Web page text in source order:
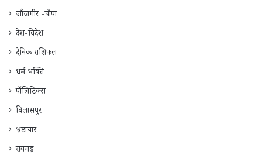
जाँजगीर -चाँपा
देश-विदेश
दैनिक राशिफ़ल
धर्म भक्ति
पॉलिटिक्स
बिलासपुर
भ्रष्टाचार
रायगढ़